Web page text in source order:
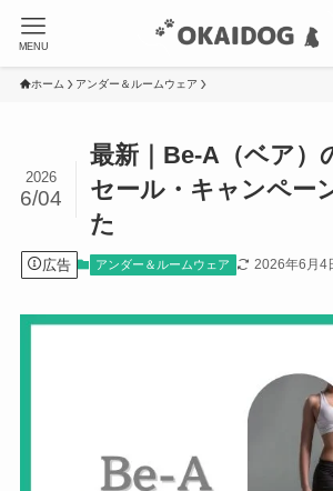
MENU
ホーム アンダー＆ルームウェア
最新｜Be-A（ベア）
セール・キャンペー
た
2026
6/04
広告 アンダー＆ルームウェア 2026年6月4